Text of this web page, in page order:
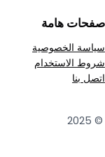
صفحات هامة
سياسة الخصوصية
شروط الاستخدام
اتصل بنا
. ©